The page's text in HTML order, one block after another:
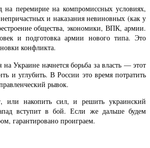
перемирие на компромиссных условиях,
и наказания невиновных (как у
общества, экономики, ВПК, армии.
и подготовка армии нового типа. Это
конфликта.
на Украине начнется борьба за власть — этот
и углубить. В России это время потратить
рывок.
или накопить сил, и решить украинский
вступит в бой. Если же дальше будем
гарантировано проиграем.